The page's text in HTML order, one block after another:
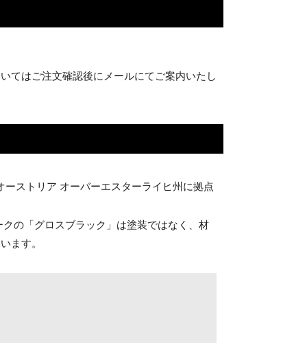
てはご注文確認後にメールにてご案内いたし
ーストリア オーバーエスターライヒ州に拠点
の「グロスブラック」は塗装ではなく、材
ます。